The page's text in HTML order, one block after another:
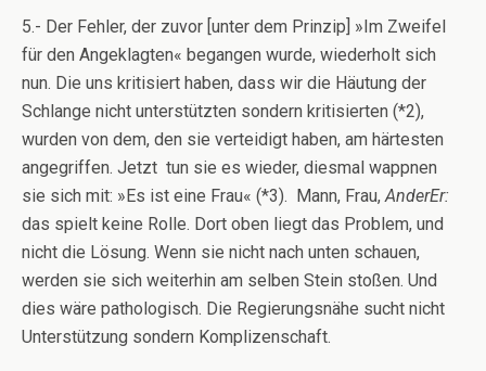
5.- Der Fehler, der zuvor [unter dem Prinzip] »Im Zweifel
für den Angeklagten« begangen wurde, wiederholt sich
nun. Die uns kritisiert haben, dass wir die Häutung der
Schlange nicht unterstützten sondern kritisierten (*2),
wurden von dem, den sie verteidigt haben, am härtesten
angegriffen. Jetzt tun sie es wieder, diesmal wappnen
sie sich mit: »Es ist eine Frau« (*3). Mann, Frau,AnderEr:
das spielt keine Rolle. Dort oben liegt das Problem, und
nicht die Lösung. Wenn sie nicht nach unten schauen,
werden sie sich weiterhin am selben Stein stoßen. Und
dies wäre pathologisch. Die Regierungsnähe sucht nicht
Unterstützung sondern Komplizenschaft.